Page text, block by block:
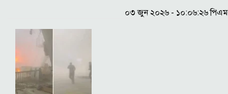
০৩ জুন ২০২৬ - ১০:০৬:২৬ পিএম